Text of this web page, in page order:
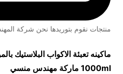
منتجات نقوم بتوريدها نحن شركة
ماكينه تعبئة الاكواب البلاستيك
1000mlماركة مهندس منسي